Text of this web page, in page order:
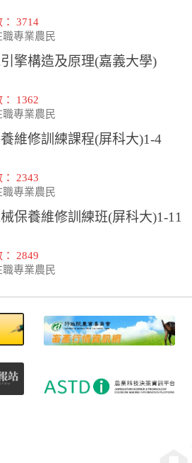
3714
專業農民
擎構造及原理(嘉義大學)
1362
專業農民
維修訓練課程(屏科大)1-4
2343
專業農民
保養維修訓練班(屏科大)1-11
2849
專業農民